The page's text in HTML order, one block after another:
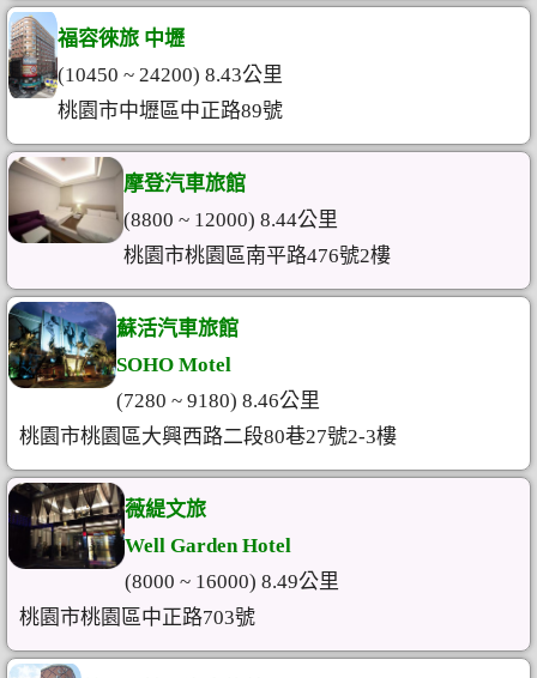
福容徠旅 中壢
(10450 ~ 24200) 8.43公里
桃園市中壢區中正路89號
摩登汽車旅館
(8800 ~ 12000) 8.44公里
桃園市桃園區南平路476號2樓
蘇活汽車旅館
SOHO Motel
(7280 ~ 9180) 8.46公里
桃園市桃園區大興西路二段80巷27號2-3樓
薇緹文旅
Well Garden Hotel
(8000 ~ 16000) 8.49公里
桃園市桃園區中正路703號